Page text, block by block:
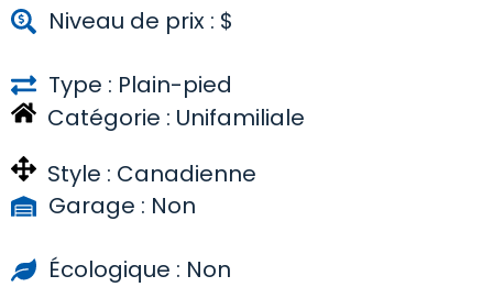
Niveau de prix : $
Type : Plain-pied
Catégorie : Unifamiliale
Style : Canadienne
Garage : Non
Écologique : Non